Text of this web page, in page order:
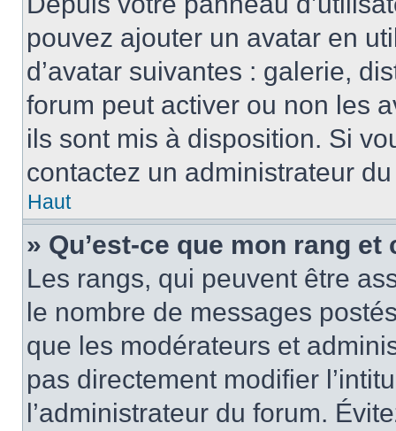
pouvez ajouter un avatar en
d’avatar suivantes : galerie,
forum peut activer ou non les
ils sont mis à disposition. Si
contactez un administrateur
Haut
» Qu’est-ce que mon rang
Les rangs, qui peuvent être
le nombre de messages
que les modérateurs et
pas directement modifier
l’administrateur du forum.